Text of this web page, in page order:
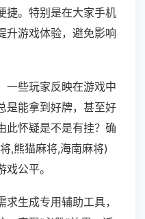
捷。特别是在大家手机
升游戏体验，避免影响
一些玩家反映在游戏中
是能拿到好牌，甚至好
此怀疑是不是有挂？确
,熊猫麻将,海南麻将)
公平。
生成专用辅助工具，